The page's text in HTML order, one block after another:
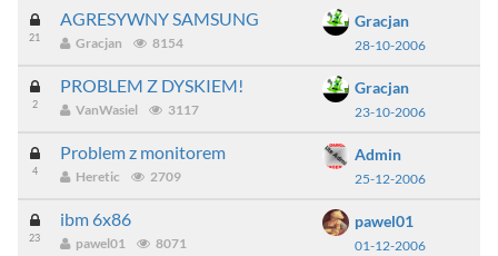
21
AGRESYWNY SAMSUNG
Gracjan 8154
Gracjan
28-10-2006
2
PROBLEM Z DYSKIEM!
VanWasiel 3117
Gracjan
23-10-2006
4
Problem z monitorem
Heretic 2709
Admin
25-12-2006
23
ibm 6x86
pawel01 8071
pawel01
01-12-2006